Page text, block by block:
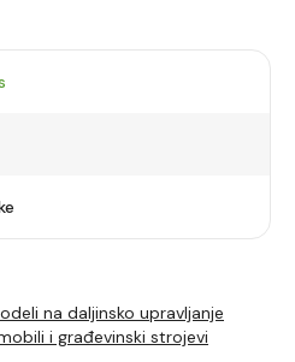
na daljinsko upravljanje
i građevinski strojevi